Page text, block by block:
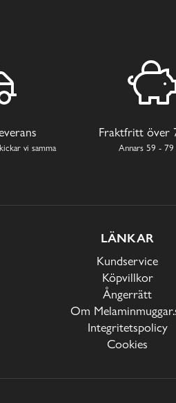
vi samma
Fraktfritt över
Annars 59 - 79
LÄNKAR
Kundservice
Köpvillkor
Ångerrätt
Om
Integritetspolicy
Cookies